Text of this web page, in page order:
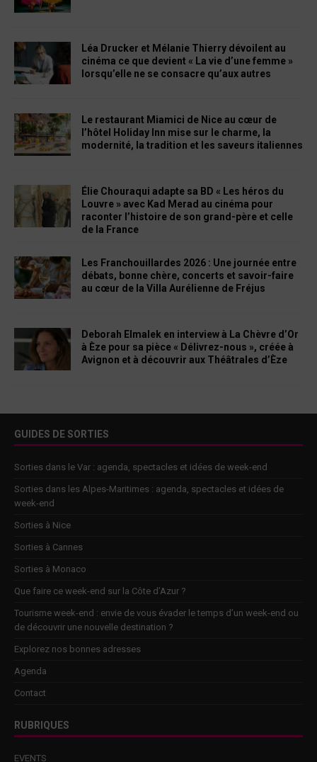
Léa Drucker et Mélanie Thierry dévoilent au
cinéma ce que devient « La vie d’une femme »
lorsqu’elle ne se consacre qu’aux autres
Le restaurant Miamici de Nice au cœur de
l’hôtel Holiday Inn mise sur le charme, la
modernité, la tradition et les saveurs italiennes
Élie Chouraqui adapte sa BD « Les héros du
Louvre » avec Kad Merad au cinéma pour
raconter l’histoire de son grand-père et celle
de la France
Les Franchouillardes 2026 : Une journée entre
débats, bonne chère, concerts et savoir-faire
au cœur de la Villa Aurélienne de Fréjus
Deborah Elmalek en interview à La Chèvre d’Or
à Èze pour sa pièce « Délivrez-nous », créée à
Avignon et à découvrir aux Théâtrales d’Èze
GUIDES DE SORTIES
Sorties dans le Var : agenda, spectacles et idées de week-end
Sorties dans les Alpes-Maritimes : agenda, spectacles et idées de
week-end
Sorties à Nice
Sorties à Cannes
Sorties à Monaco
Que faire ce week-end sur la Côte d’Azur ?
Tourisme week-end : envie de vous évader le temps d’un week-end ou
de découvrir une nouvelle destination ?
Explorez nos bonnes adresses
Agenda
Contact
RUBRIQUES
EVENTS